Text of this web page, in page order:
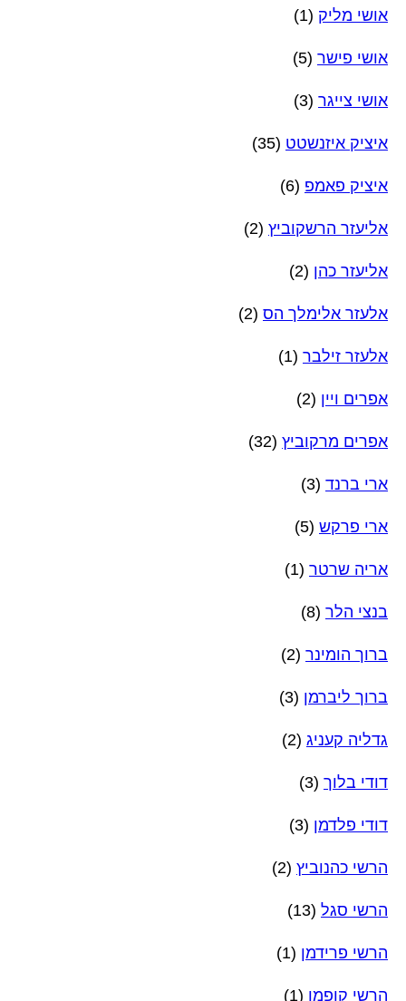
אושי מליק (1)
אושי פישר (5)
אושי צייגר (3)
איציק איזנשטט (35)
איציק פאמפ (6)
אליעזר הרשקוביץ (2)
אליעזר כהן (2)
אלעזר אלימלך הס (2)
אלעזר זילבר (1)
אפרים ויין (2)
אפרים מרקוביץ (32)
ארי ברנד (3)
ארי פרקש (5)
אריה שרטר (1)
בנצי הלר (8)
ברוך הומינר (2)
ברוך ליברמן (3)
גדליה קעניג (2)
דודי בלוך (3)
דודי פלדמן (3)
הרשי כהנוביץ (2)
הרשי סגל (13)
הרשי פרידמן (1)
הרשי קופמן (1)